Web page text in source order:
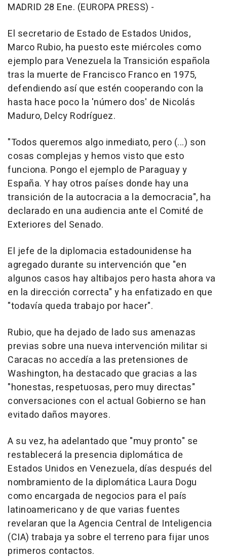
MADRID 28 Ene. (EUROPA PRESS) -
El secretario de Estado de Estados Unidos,
Marco Rubio, ha puesto este miércoles como
ejemplo para Venezuela la Transición española
tras la muerte de Francisco Franco en 1975,
defendiendo así que estén cooperando con la
hasta hace poco la 'número dos' de Nicolás
Maduro, Delcy Rodríguez.
"Todos queremos algo inmediato, pero (...) son
cosas complejas y hemos visto que esto
funciona. Pongo el ejemplo de Paraguay y
España. Y hay otros países donde hay una
transición de la autocracia a la democracia", ha
declarado en una audiencia ante el Comité de
Exteriores del Senado.
El jefe de la diplomacia estadounidense ha
agregado durante su intervención que "en
algunos casos hay altibajos pero hasta ahora va
en la dirección correcta" y ha enfatizado en que
"todavía queda trabajo por hacer".
Rubio, que ha dejado de lado sus amenazas
previas sobre una nueva intervención militar si
Caracas no accedía a las pretensiones de
Washington, ha destacado que gracias a las
"honestas, respetuosas, pero muy directas"
conversaciones con el actual Gobierno se han
evitado daños mayores.
A su vez, ha adelantado que "muy pronto" se
restablecerá la presencia diplomática de
Estados Unidos en Venezuela, días después del
nombramiento de la diplomática Laura Dogu
como encargada de negocios para el país
latinoamericano y de que varias fuentes
revelaran que la Agencia Central de Inteligencia
(CIA) trabaja ya sobre el terreno para fijar unos
primeros contactos.